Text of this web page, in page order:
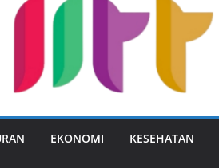
EKONOMI KESEHATAN